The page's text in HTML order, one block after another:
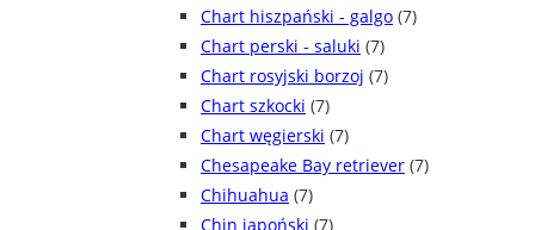
Chart hiszpański - galgo (7)
Chart perski - saluki (7)
Chart rosyjski borzoj (7)
Chart szkocki (7)
Chart węgierski (7)
Chesapeake Bay retriever (7)
Chihuahua (7)
Chin japoński (7)